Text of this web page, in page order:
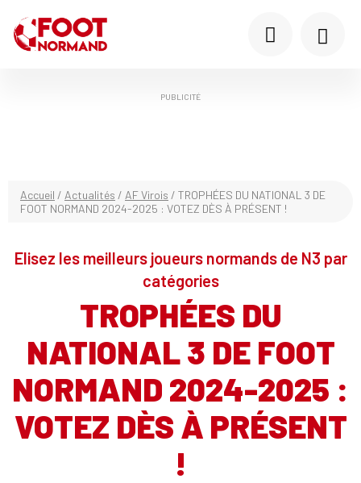
PUBLICITÉ
Accueil / Actualités / AF Virois / TROPHÉES DU NATIONAL 3 DE
FOOT NORMAND 2024-2025 : VOTEZ DÈS À PRÉSENT !
Elisez les meilleurs joueurs normands de N3 par
catégories
TROPHÉES DU
NATIONAL 3 DE FOOT
NORMAND 2024-2025 :
VOTEZ DÈS À PRÉSENT
!